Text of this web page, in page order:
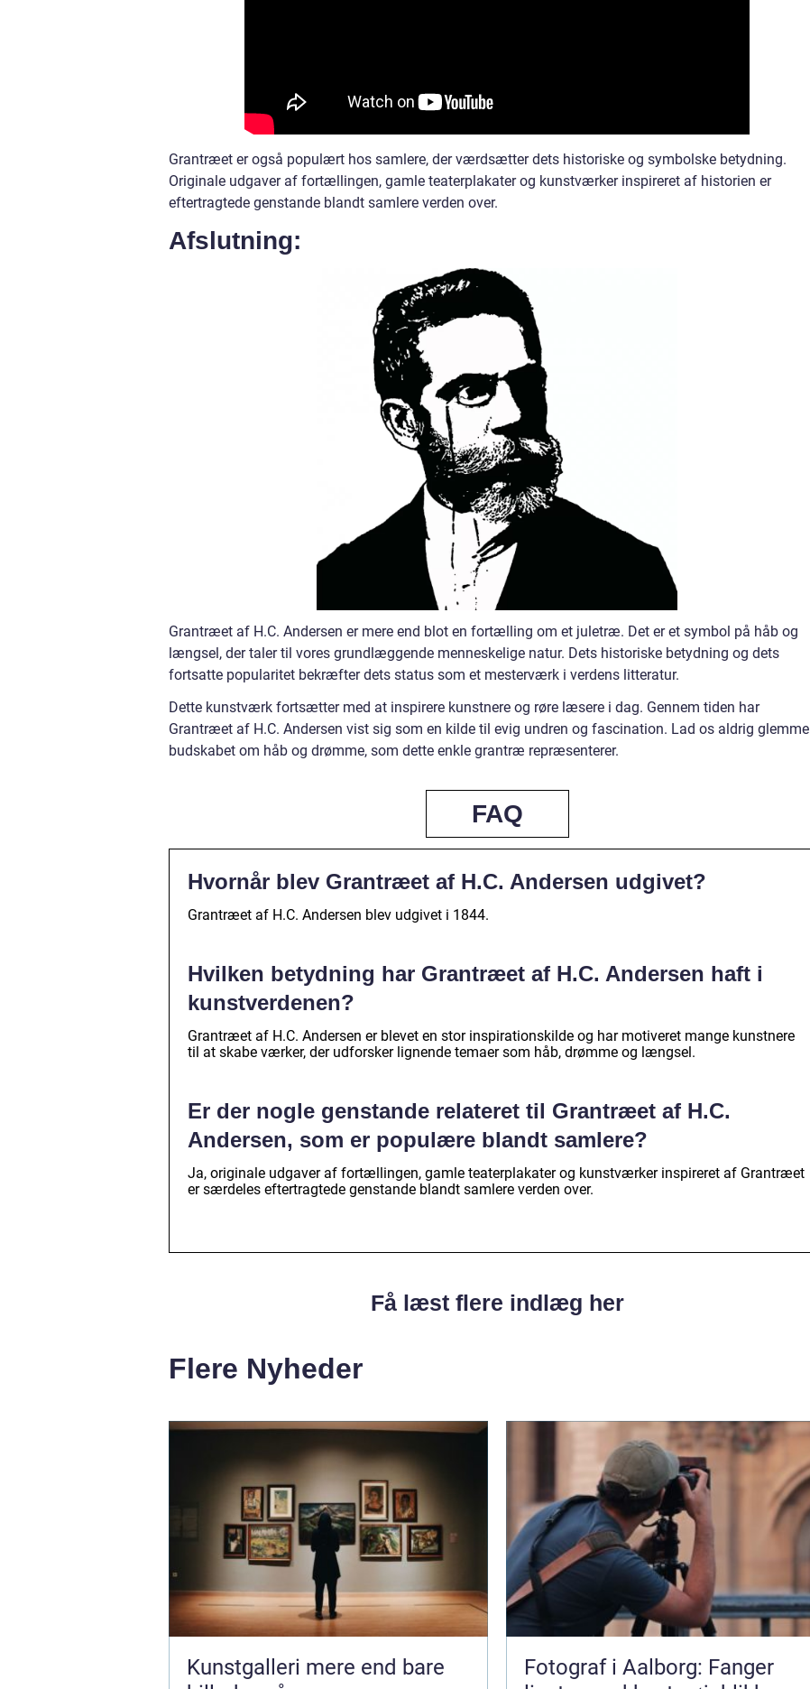
Grantræet er også populært hos samlere, der værdsætter dets historiske og symbolske betydning.
Originale udgaver af fortællingen, gamle teaterplakater og kunstværker inspireret af historien er
eftertragtede genstande blandt samlere verden over.
Afslutning:
Grantræet af H.C. Andersen er mere end blot en fortælling om et juletræ. Det er et symbol på håb og
længsel, der taler til vores grundlæggende menneskelige natur. Dets historiske betydning og dets
fortsatte popularitet bekræfter dets status som et mesterværk i verdens litteratur.
Dette kunstværk fortsætter med at inspirere kunstnere og røre læsere i dag. Gennem tiden har
Grantræet af H.C. Andersen vist sig som en kilde til evig undren og fascination. Lad os aldrig glemme
budskabet om håb og drømme, som dette enkle grantræ repræsenterer.
FAQ
Hvornår blev Grantræet af H.C. Andersen udgivet?
Grantræet af H.C. Andersen blev udgivet i 1844.
Hvilken betydning har Grantræet af H.C. Andersen haft i
kunstverdenen?
Grantræet af H.C. Andersen er blevet en stor inspirationskilde og har motiveret mange kunstnere
til at skabe værker, der udforsker lignende temaer som håb, drømme og længsel.
Er der nogle genstande relateret til Grantræet af H.C.
Andersen, som er populære blandt samlere?
Ja, originale udgaver af fortællingen, gamle teaterplakater og kunstværker inspireret af Grantræet
er særdeles eftertragtede genstande blandt samlere verden over.
Få læst flere indlæg her
Flere Nyheder
Kunstgalleri mere end bare
Fotograf i Aalborg: Fanger